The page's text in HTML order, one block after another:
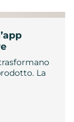
La